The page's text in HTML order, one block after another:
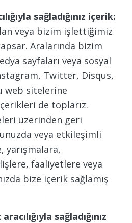
sağladığınız içerik:
veya bizim işlettiğimiz
Aralarında bizim
sayfaları veya sosyal
Twitter, Disqus,
web sitelerine
de toplarız.
üzerinden geri
veya etkileşimli
yarışmalara,
faaliyetlere veya
bize içerik sağlamış
sağladığınız